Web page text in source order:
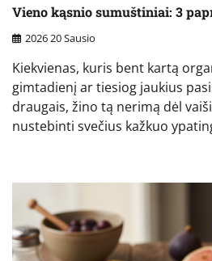
Vieno kąsnio sumuštiniai: 3
2026 20 Sausio
Kiekvienas, kuris bent kartą
gimtadienį ar tiesiog jaukius
draugais, žino tą nerimą dėl
nustebinti svečius kažkuo